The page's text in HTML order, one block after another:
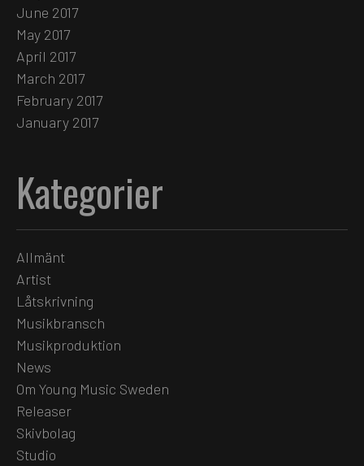
June 2017
May 2017
April 2017
March 2017
February 2017
January 2017
Kategorier
Allmänt
Artist
Låtskrivning
Musikbransch
Musikproduktion
News
Om Young Music Sweden
Releaser
Skivbolag
Studio